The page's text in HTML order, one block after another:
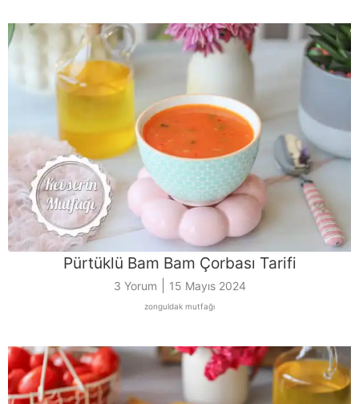
Pürtüklü Bam Bam Çorbası Tarifi
3 Yorum 15 Mayıs 2024
zonguldak mutfağı